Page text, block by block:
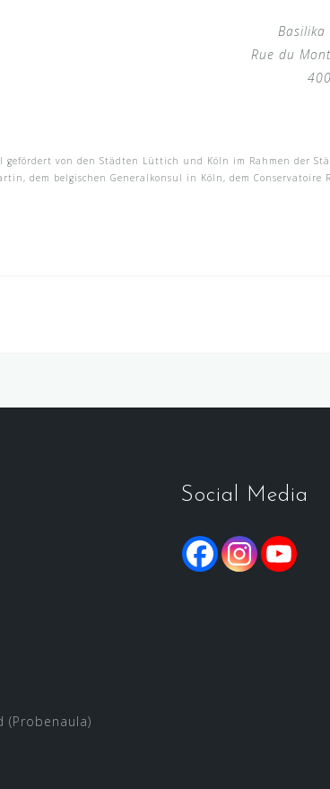
Basilika
Rue du
von den Städten Lüttich und Köln im Rahmen der
dem belgischen Generalkonsul in Köln, dem
(Probenaula)
Social Media